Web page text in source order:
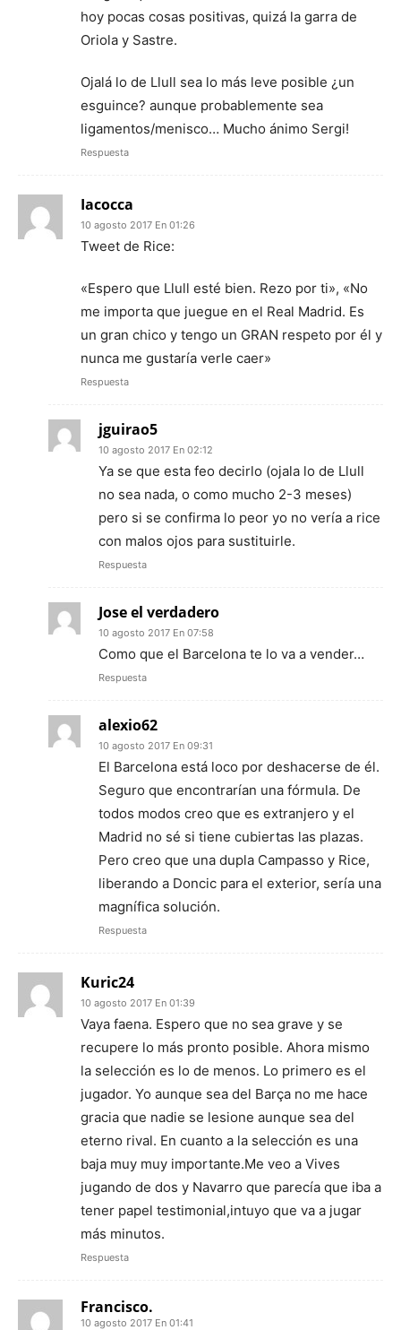
hoy pocas cosas positivas, quizá la garra de
Oriola y Sastre.
Ojalá lo de Llull sea lo más leve posible ¿un
esguince? aunque probablemente sea
ligamentos/menisco… Mucho ánimo Sergi!
Respuesta
Iacocca
10 agosto 2017 En 01:26
Tweet de Rice:
«Espero que Llull esté bien. Rezo por ti», «No
me importa que juegue en el Real Madrid. Es
un gran chico y tengo un GRAN respeto por él y
nunca me gustaría verle caer»
Respuesta
jguirao5
10 agosto 2017 En 02:12
Ya se que esta feo decirlo (ojala lo de Llull
no sea nada, o como mucho 2-3 meses)
pero si se confirma lo peor yo no vería a rice
con malos ojos para sustituirle.
Respuesta
Jose el verdadero
10 agosto 2017 En 07:58
Como que el Barcelona te lo va a vender…
Respuesta
alexio62
10 agosto 2017 En 09:31
El Barcelona está loco por deshacerse de él.
Seguro que encontrarían una fórmula. De
todos modos creo que es extranjero y el
Madrid no sé si tiene cubiertas las plazas.
Pero creo que una dupla Campasso y Rice,
liberando a Doncic para el exterior, sería una
magnífica solución.
Respuesta
Kuric24
10 agosto 2017 En 01:39
Vaya faena. Espero que no sea grave y se
recupere lo más pronto posible. Ahora mismo
la selección es lo de menos. Lo primero es el
jugador. Yo aunque sea del Barça no me hace
gracia que nadie se lesione aunque sea del
eterno rival. En cuanto a la selección es una
baja muy muy importante.Me veo a Vives
jugando de dos y Navarro que parecía que iba a
tener papel testimonial,intuyo que va a jugar
más minutos.
Respuesta
Francisco.
10 agosto 2017 En 01:41